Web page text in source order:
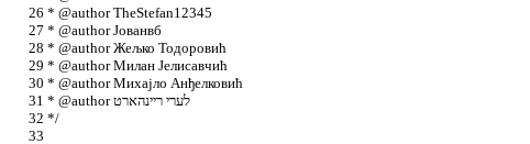
* @author TheStefan12345
* @author Јованвб
* @author Жељко Тодоровић
* @author Милан Јелисавчић
* @author Михајло Анђелковић
* @author לערי ריינהארט
*/